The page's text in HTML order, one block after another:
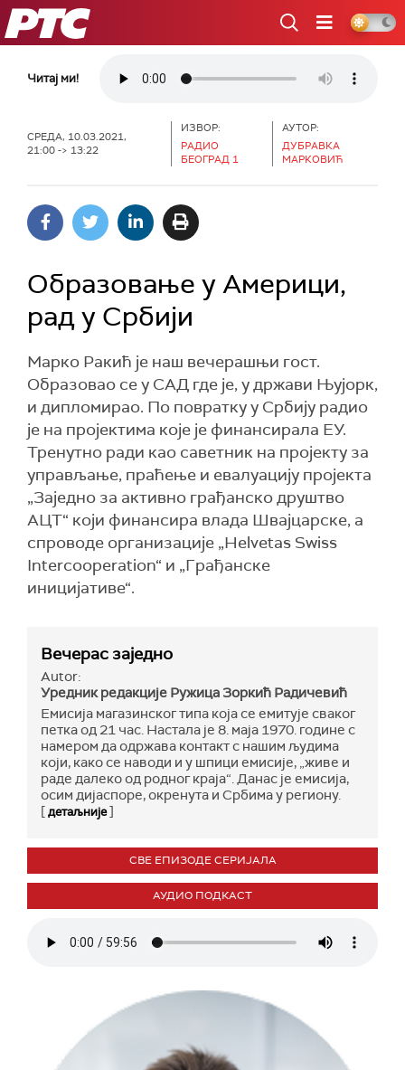
РТС
Читај ми!
СРЕДА, 10.03.2021,
21:00 -> 13:22
ИЗВОР:
РАДИО
БЕОГРАД 1
АУТОР:
ДУБРАВКА
МАРКОВИЋ
Образовање у Америци,
рад у Србији
Марко Ракић је наш вечерашњи гост.
Образовао се у САД где је, у држави Њујорк,
и дипломирао. По повратку у Србију радио
је на пројектима које је финансирала ЕУ.
Тренутно ради као саветник на пројекту за
управљање, праћење и евалуацију пројекта
„Заједно за активно грађанско друштво
АЦТ“ који финансира влада Швајцарске, а
спроводе организације „Helvetas Swiss
Intercooperation“ и „Грађанске
иницијативе“.
Вечерас заједно
Autor:
Уредник редакције Ружица Зоркић Радичевић
Емисија магазинског типа која се емитује сваког
петка од 21 час. Настала је 8. маја 1970. године с
намером да одржава контакт с нашим људима
који, како се наводи и у шпици емисије, „живе и
раде далеко од родног краја“. Данас је емисија,
осим дијаспоре, окренута и Србима у региону.
[детаљније]
СВЕ ЕПИЗОДЕ СЕРИЈАЛА
АУДИО ПОДКАСТ